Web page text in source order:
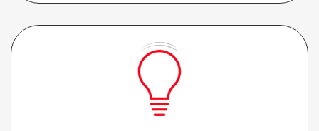
EINFACHE BELEUCHTUNG
auf Edelstahl- oder weißen Tasten